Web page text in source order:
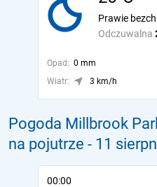
Odczuwalna
Prawie
Opad: 0 mm
Wiatr:
3 km/h
Pogoda Millbrook
na pojutrze - 11
00:00